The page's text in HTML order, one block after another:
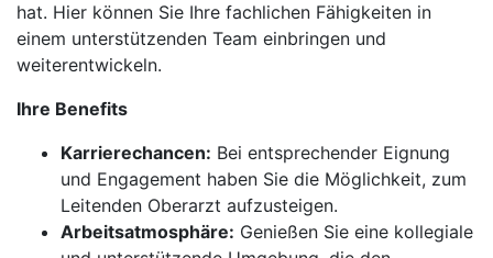
hat. Hier können Sie Ihre fachlichen Fähigkeiten in
einem unterstützenden Team einbringen und
weiterentwickeln.
Ihre Benefits
Karrierechancen: Bei entsprechender Eignung
und Engagement haben Sie die Möglichkeit, zum
Leitenden Oberarzt aufzusteigen.
Arbeitsatmosphäre: Genießen Sie eine kollegiale